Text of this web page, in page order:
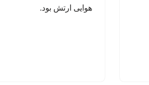
هوایی ارتش بود.